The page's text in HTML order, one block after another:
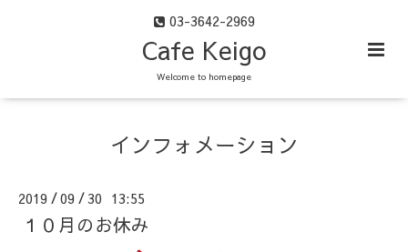
03-3642-2969
Cafe Keigo
Welcome to homepage
インフォメーション
2019 /09 /30 13:55
１０月のお休み